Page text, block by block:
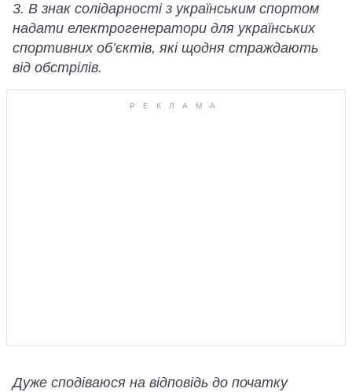
3. В знак солідарності з українським спортом
надати електрогенератори для українських
спортивних об’єктів, які щодня страждають
від обстрілів.
Дуже сподіваюся на відповідь до початку